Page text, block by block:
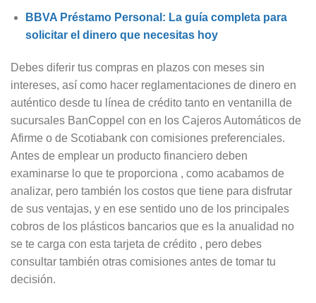
BBVA Préstamo Personal: La guía completa para
solicitar el dinero que necesitas hoy
Debes diferir tus compras en plazos con meses sin
intereses, así como hacer reglamentaciones de dinero en
auténtico desde tu línea de crédito tanto en ventanilla de
sucursales BanCoppel con en los Cajeros Automáticos de
Afirme o de Scotiabank con comisiones preferenciales.
Antes de emplear un producto financiero deben
examinarse lo que te proporciona , como acabamos de
analizar, pero también los costos que tiene para disfrutar
de sus ventajas, y en ese sentido uno de los principales
cobros de los plásticos bancarios que es la anualidad no
se te carga con esta tarjeta de crédito , pero debes
consultar también otras comisiones antes de tomar tu
decisión.